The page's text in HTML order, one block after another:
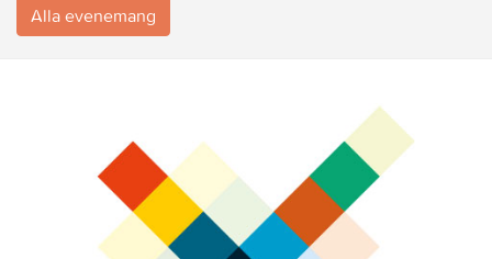
Alla evenemang